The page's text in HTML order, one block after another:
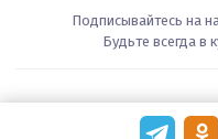
Подписывайтесь на
Будьте всегда в